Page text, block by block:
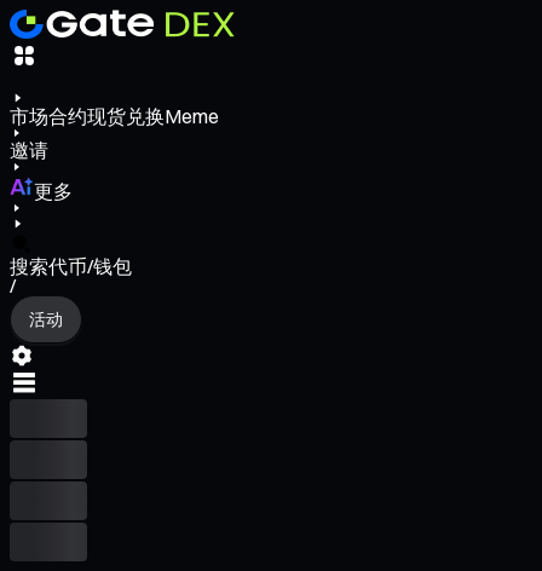
市场合约现货兑换Meme
邀请
更多
搜索代币/钱包
/
活动